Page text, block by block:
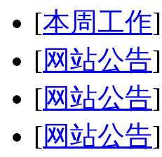
[本周工作]
[网站公告]
[网站公告]
[网站公告]